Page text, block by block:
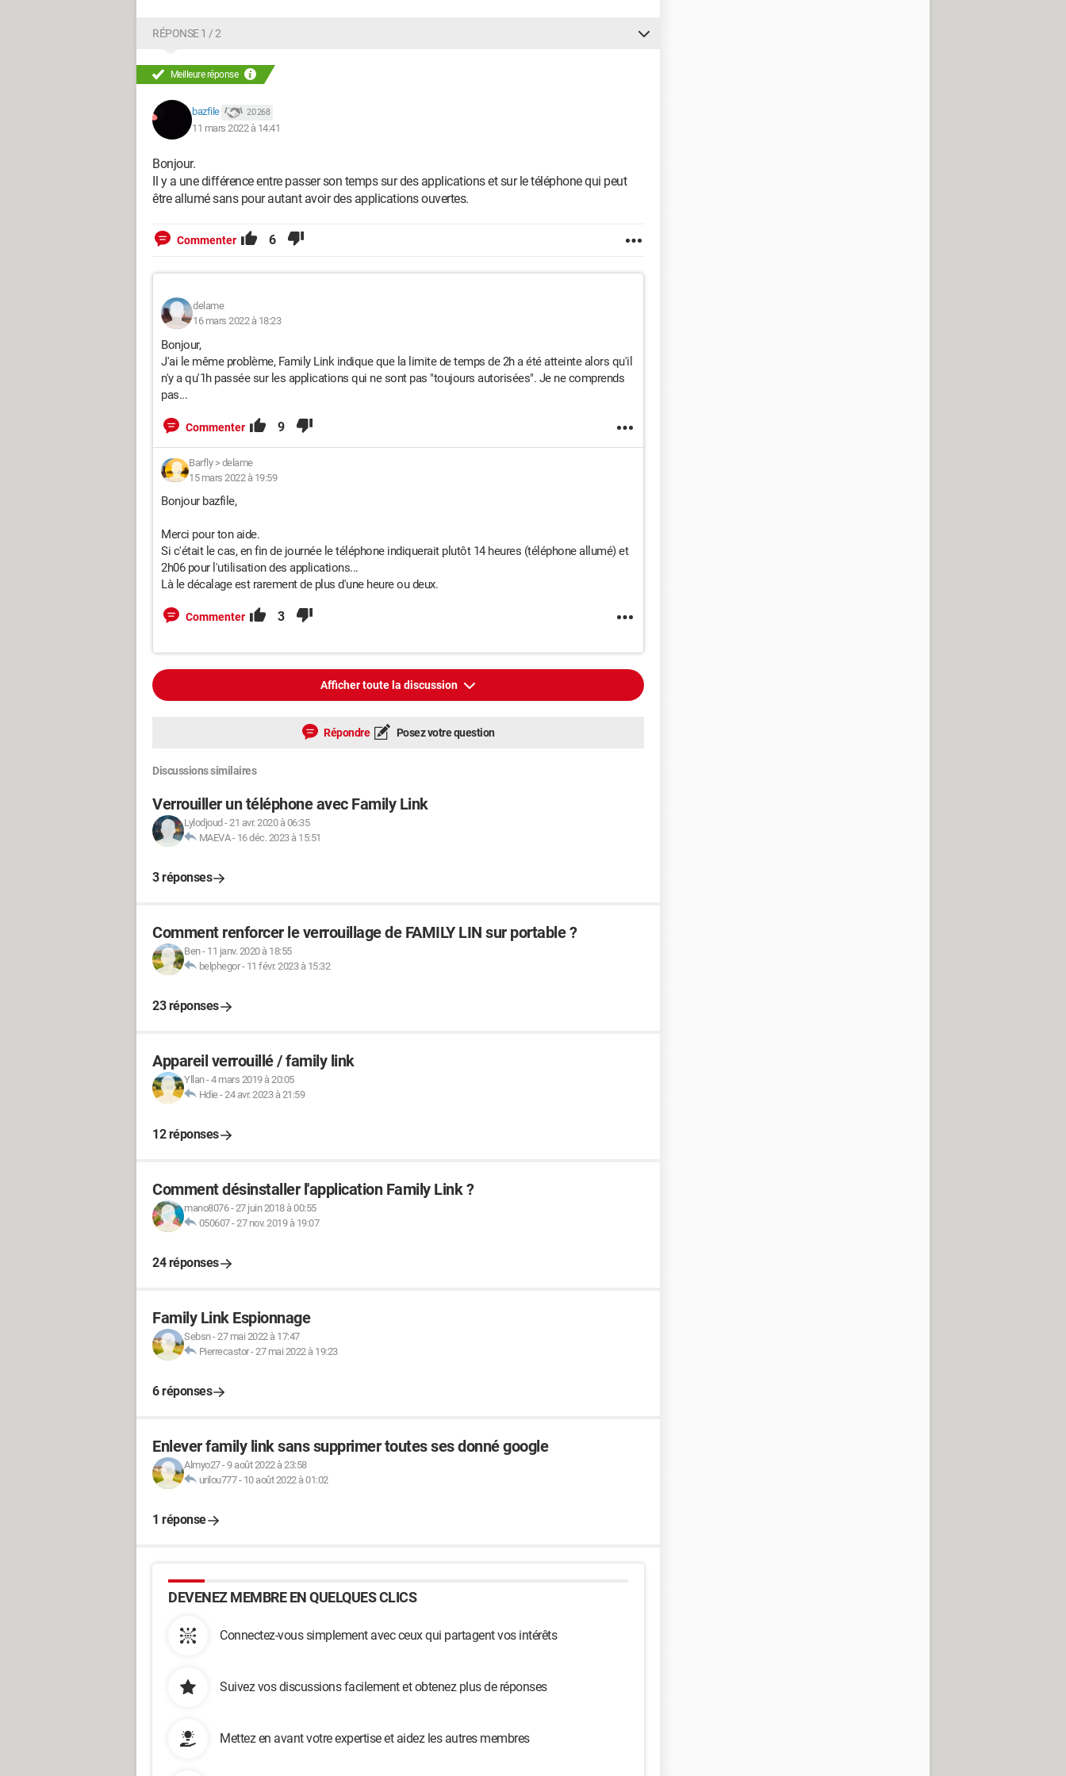
RÉPONSE 1 / 2
Meilleure réponse
bazfile 20 268
11 mars 2022 à 14:41
Bonjour.
Il y a une différence entre passer son temps sur des applications et sur le téléphone qui peut
être allumé sans pour autant avoir des applications ouvertes.
Commenter 6
delame
16 mars 2022 à 18:23
Bonjour,
J'ai le même problème, Family Link indique que la limite de temps de 2h a été atteinte alors qu'il
n'y a qu'1h passée sur les applications qui ne sont pas "toujours autorisées". Je ne comprends
pas...
Commenter 9
Barfly> delame
15 mars 2022 à 19:59
Bonjour bazfile,
Merci pour ton aide.
Si c'était le cas, en fin de journée le téléphone indiquerait plutôt 14 heures (téléphone allumé) et
2h06 pour l'utilisation des applications...
Là le décalage est rarement de plus d'une heure ou deux.
Commenter 3
Afficher toute la discussion
Répondre Posez votre question
Discussions similaires
Verrouiller un téléphone avec Family Link
Lylodjoud -21 avr. 2020 à 06:35
MAEVA- 16 déc. 2023 à 15:51
3 réponses
Comment renforcer le verrouillage de FAMILY LIN sur portable ?
Ben- 11 janv. 2020 à 18:55
belphegor- 11 févr. 2023 à 15:32
23 réponses
Appareil verrouillé / family link
Yllan-4 mars 2019 à 20:05
Hdie-24 avr. 2023 à 21:59
12 réponses
Comment désinstaller l'application Family Link ?
mano8076-27 juin 2018 à 00:55
050607-27 nov. 2019 à 19:07
24 réponses
Family Link Espionnage
Sebsn-27 mai 2022 à 17:47
Pierrecastor-27 mai 2022 à 19:23
6 réponses
Enlever family link sans supprimer toutes ses donné google
Almyo27-9 août 2022 à 23:58
urilou777- 10 août 2022 à 01:02
1 réponse
DEVENEZ MEMBRE EN QUELQUES CLICS
Connectez-vous simplement avec ceux qui partagent vos intérêts
Suivez vos discussions facilement et obtenez plus de réponses
Mettez en avant votre expertise et aidez les autres membres